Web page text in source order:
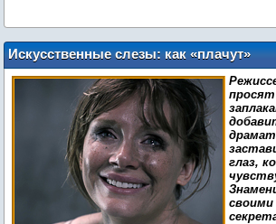
Искусственные слезы: как «плачут»
актеры на съемочной площадке
глаз,
своими